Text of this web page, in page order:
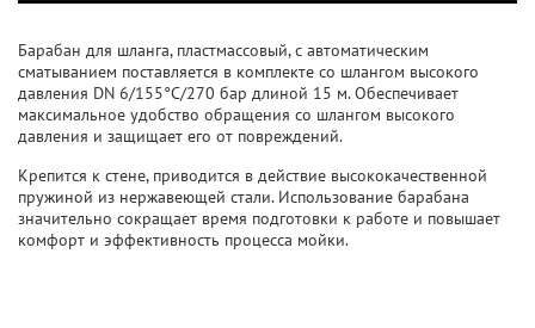
Барабан для шланга, пластмассовый, с автоматическим
сматыванием поставляется в комплекте со шлангом высокого
давления DN 6/155°C/270 бар длиной 15 м. Обеспечивает
максимальное удобство обращения со шлангом высокого
давления и защищает его от повреждений.
Крепится к стене, приводится в действие высококачественной
пружиной из нержавеющей стали. Использование барабана
значительно сокращает время подготовки к работе и повышает
комфорт и эффективность процесса мойки.